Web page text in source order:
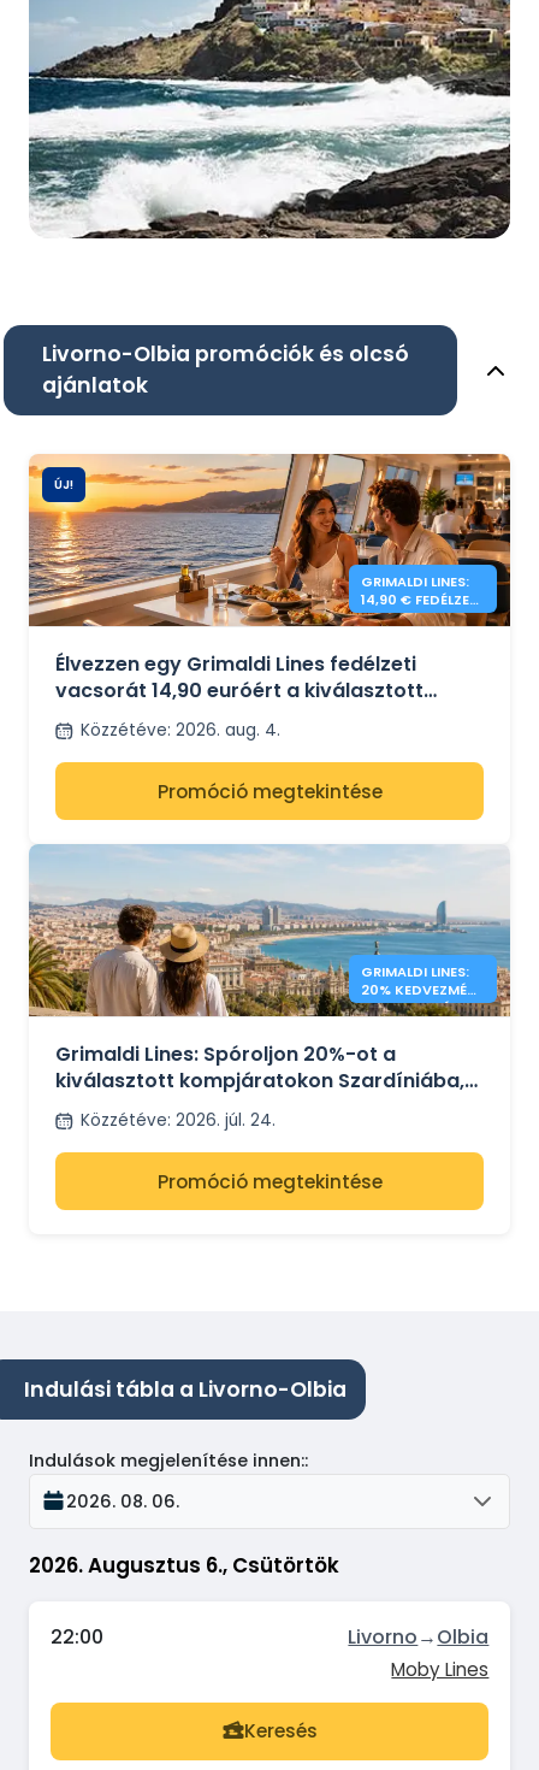
Livorno-Olbia promóciók és olcsó
ajánlatok
ÚJ!
GRIMALDI LINES:
14,90 € FEDÉLZETI
VACSORA
Élvezzen egy Grimaldi Lines fedélzeti
vacsorát 14,90 euróért a kiválasztott
útvonalakon
Közzétéve: 2026. aug. 4.
Promóció megtekintése
GRIMALDI LINES:
20% KEDVEZMÉNY
A MEDITERRÁN
Grimaldi Lines: Spóroljon 20%-ot a
kiválasztott kompjáratokon Szardíniába,
Szicíliába és Spanyolországba
Közzétéve: 2026. júl. 24.
Promóció megtekintése
Indulási tábla a Livorno-Olbia
2026. Augusztus 6., Csütörtök
Indulások megjelenítése innen::
2026. 08. 06.
22:00 Livorno→Olbia
Moby Lines
Keresés